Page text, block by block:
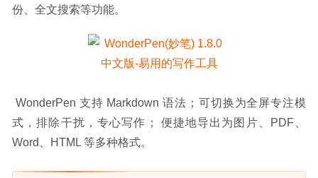
份、全文搜索等功能。
式，排除干扰，专心写作； 便捷地导出为图片、PDF、
Word、HTML 等多种格式。